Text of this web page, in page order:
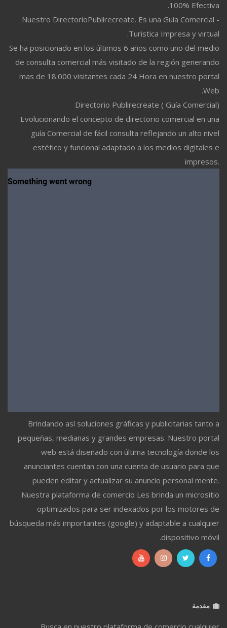
100% Efectiva.
Nuestro DirectorioPublirecreate. Es una Guía Comercial -
Turistica Impresa y virtual.
Se ha posicionado en los últimos 6 años como uno del medio
de consulta comercial más visitado de la región generando
mas de 18.000 visitantes cada 24 Hora en nuestro portal
Web.
Directorio Publirecreate ( Guía Comercial)
Evolucionando el concepto de directorio comercial en una
guía Comercial de fácil consulta reflejando un alto nivel
estético y funcional adaptado a los medios digitales e
impresos.
Brindando así soluciones gráficas y publicitarias tanto a
pequeñas, medianas y grandes empresas. Nuestro portal
web está diseñado con última tecnología donde los
anunciantes cuentan con una cuenta de usuario para que
pueden editar y actualizar su anuncio personal mente.
Nuestra plataforma de comercio Les brinda un micrositio
optimizados para ser indexados por los motores de
búsqueda más importantes (google) y adaptable a cualquier
dispositivo móvil.
مقدمة